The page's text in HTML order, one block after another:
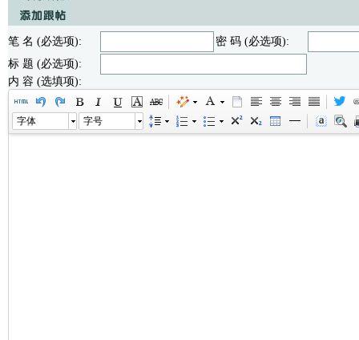
笔 名 (必选项):
密 码 (必选项):
标 题 (必选项):
内 容 (选填项):
字体 字号